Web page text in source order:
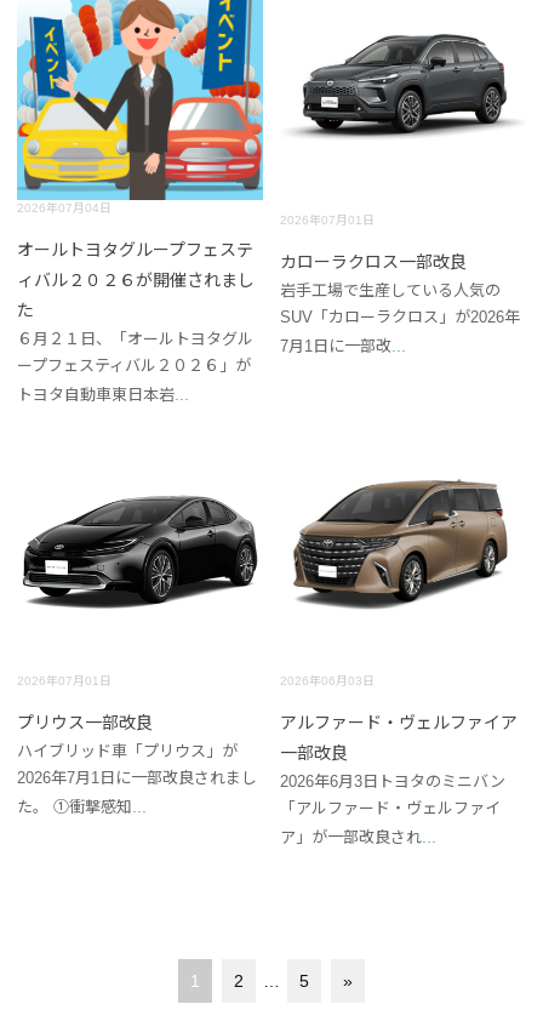
2026年07月04日
オールトヨタグループフェステ
ィバル２０２６が開催されまし
た
６月２１日、「オールトヨタグル
ープフェスティバル２０２６」が
トヨタ自動車東日本岩
2026年07月01日
カローラクロス一部改良
岩手工場で生産している人気の
SUV「カローラクロス」が2026年
7月1日に一部改
2026年07月01日
プリウス一部改良
ハイブリッド車「プリウス」が
2026年7月1日に一部改良されまし
た。 ➀衝撃感知
2026年06月03日
アルファード・ヴェルファイア
一部改良
2026年6月3日トヨタのミニバン
「アルファード・ヴェルファイ
ア」が一部改良され
1 2 5 »